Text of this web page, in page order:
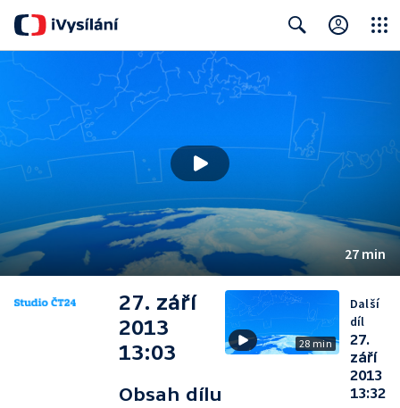
27 min
27. září
2013
13:03
Obsah dílu
28 min
Další
díl
27.
září
2013
13:32